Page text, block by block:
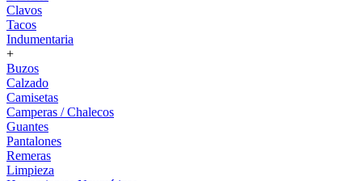
Clavos
Tacos
Indumentaria
+
Buzos
Calzado
Camisetas
Camperas / Chalecos
Guantes
Pantalones
Remeras
Limpieza